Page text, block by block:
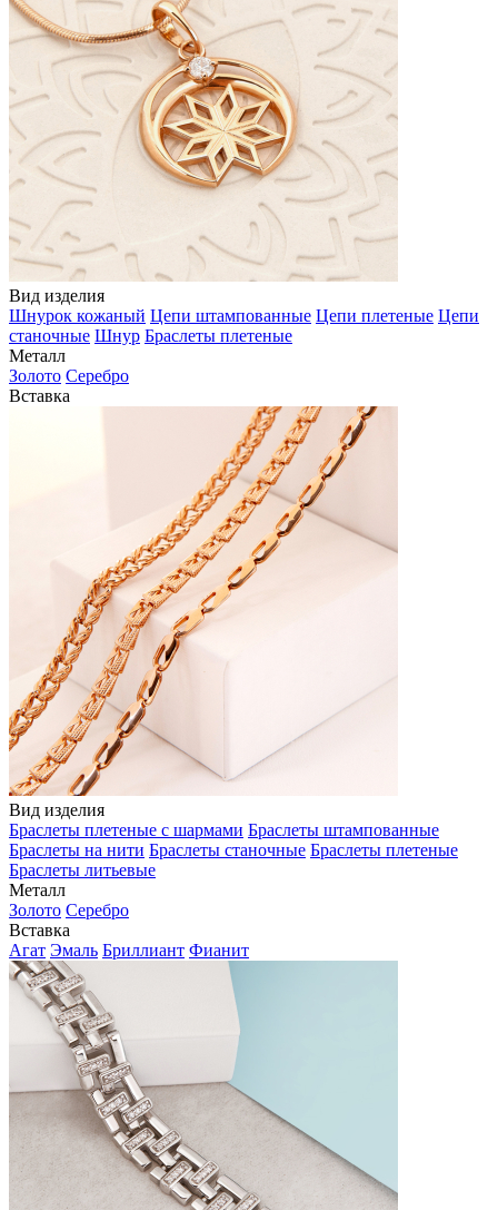
Вид изделия
Шнурок кожаный Цепи штампованные Цепи плетеные Цепи
станочные Шнур Браслеты плетеные
Металл
Золото Серебро
Вставка
Вид изделия
Браслеты плетеные с шармами Браслеты штампованные
Браслеты на нити Браслеты станочные Браслеты плетеные
Браслеты литьевые
Металл
Золото Серебро
Вставка
Агат Эмаль Бриллиант Фианит